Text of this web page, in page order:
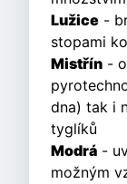
Lužice -
stopami
Mistřín -
dna) tak i
tyglíků
Modrá -
možným